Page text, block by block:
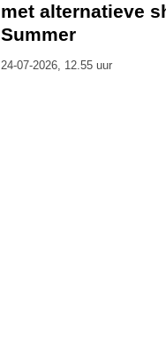
met alternatieve
Summer
24-07-2026, 12.55 uur